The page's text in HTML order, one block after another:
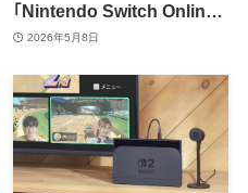
｢Nintendo Switch Online｣
を値上げ ｰ ｢Switch 2｣は
2026年5月8日